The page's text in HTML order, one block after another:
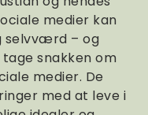
medier kan
selvværd – og
snakken om
medier. De
med at leve i